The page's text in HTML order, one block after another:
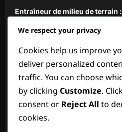
Entraîneur de milieu de terrain
Milieu de terrain de secours :
Soutien
Défenseur International :
Compétences
Tactiques de défense :
We respect your privacy
Cookies help us improve
deliver personalized
traffic. You can choose
by clicking Customize.
consent or Reject All to
cookies.